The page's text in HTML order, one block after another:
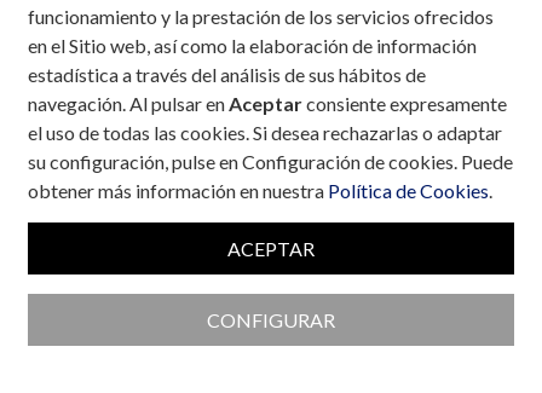
funcionamiento y la prestación de los servicios ofrecidos
en el Sitio web, así como la elaboración de información
estadística a través del análisis de sus hábitos de
navegación. Al pulsar enAceptarconsiente expresamente
el uso de todas las cookies. Si desea rechazarlas o adaptar
su configuración, pulse en Configuración de cookies. Puede
obtener más información en nuestra Política de Cookies.
ACEPTAR
CONFIGURAR
Colaboran con la Fundación